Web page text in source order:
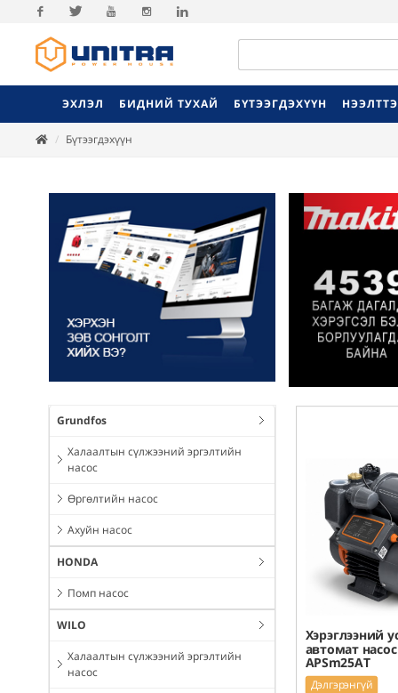
Facebook
ЭХЛЭЛ БИДНИЙ ТУХАЙ БҮТЭЭГДЭХҮҮН
Бүтээгдэхүүн
Grundfos
Халаалтын сүлжээний эргэлтийн
насос
Өргөлтийн насос
Ахуйн насос
HONDA
Помп насос
WILO
Халаалтын сүлжээний эргэлтийн
насос
Хэрэглээний
автомат насос
APSm25AT
Дэлгэрэнгүй